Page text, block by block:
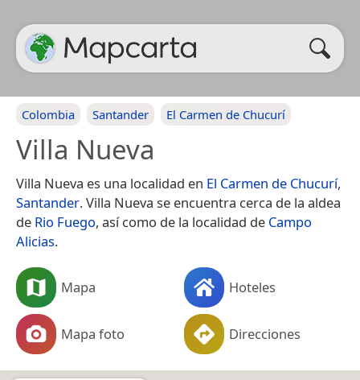
Colombia Santander El Carmen de Chucurí
Villa Nueva
Villa Nueva es una localidad en El Carmen de Chucurí,
Santander. Villa Nueva se encuentra cerca de la aldea
de Rio Fuego, así como de la localidad de Campo
Alicias.
Mapa Hoteles
Mapa foto Direcciones